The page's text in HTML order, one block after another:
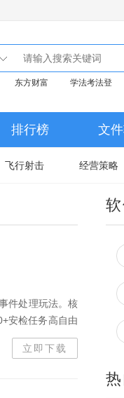
东方财富 学法考法登
排行榜 文
飞行射击 经营策略
件处理玩法。​核
安检任务​高自由
生、贵重物品失
立即下载